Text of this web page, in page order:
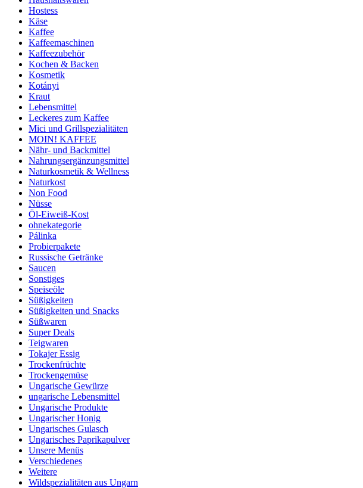
Hostess
Käse
Kaffee
Kaffeemaschinen
Kaffeezubehör
Kochen & Backen
Kosmetik
Kotányi
Kraut
Lebensmittel
Leckeres zum Kaffee
Mici und Grillspezialitäten
MOIN! KAFFEE
Nähr- und Backmittel
Nahrungsergänzungsmittel
Naturkosmetik & Wellness
Naturkost
Non Food
Nüsse
Öl-Eiweiß-Kost
ohnekategorie
Pálinka
Probierpakete
Russische Getränke
Saucen
Sonstiges
Speiseöle
Süßigkeiten
Süßigkeiten und Snacks
Süßwaren
Super Deals
Teigwaren
Tokajer Essig
Trockenfrüchte
Trockengemüse
Ungarische Gewürze
ungarische Lebensmittel
Ungarische Produkte
Ungarischer Honig
Ungarisches Gulasch
Ungarisches Paprikapulver
Unsere Menüs
Verschiedenes
Weitere
Wildspezialitäten aus Ungarn